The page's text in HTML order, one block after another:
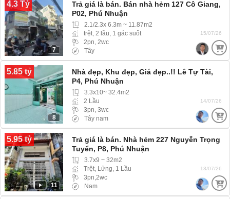
4.3 Tỷ
7
Trả giá là bán. Bán nhà hẻm 127 Cô Giang,
P02, Phú Nhuận
2.1/2.3x 6.3m ~ 11.87m2
trệt, 2 lầu, 1 gác suốt
2pn, 2wc
Tây
15/07/26
5.85 tỷ
8
Nhà đẹp, Khu đẹp, Giá đẹp..!! Lê Tự Tài,
P4, Phú Nhuận
3.3x10~ 32.4m2
2 Lầu
3pn, 3wc
Tây nam
14/07/26
5.95 tỷ
11
Trả giá là bán. Nhà hẻm 227 Nguyễn Trọng
Tuyển, P8, Phú Nhuận
3.7x9 ~ 32m2
Trệt, Lửng, 1 Lầu
3pn,2wc
Nam
13/07/26